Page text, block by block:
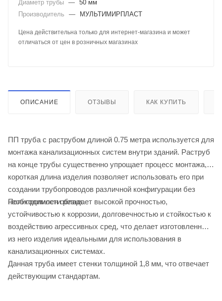
Диаметр трубы — 50 мм
Производитель
— МУЛЬТИМИРПЛАСТ
Цена действительна только для интернет-магазина и может
отличаться от цен в розничных магазинах
ОПИСАНИЕ ОТЗЫВЫ КАК КУПИТЬ
ПП труба с раструбом длиной 0.75 метра используется для
монтажа канализационных систем внутри зданий. Раструб
на конце трубы существенно упрощает процесс монтажа, а
короткая длина изделия позволяет использовать его при
создании трубопроводов различной конфигурации без
необходимости резки.
Полипропилен обладает высокой прочностью,
устойчивостью к коррозии, долговечностью и стойкостью к
воздействию агрессивных сред, что делает изготовленные
из него изделия идеальными для использования в
канализационных системах.
Данная труба имеет стенки толщиной 1,8 мм, что отвечает
действующим стандартам.